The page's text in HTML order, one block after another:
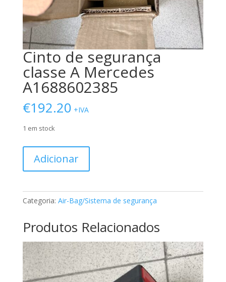
Cinto de segurança
classe A Mercedes
A1688602385
€192.20 +IVA
1 em stock
Cinto
segurança
A
Mercedes
A1688602385
Adicionar
Categoria: Air-Bag/Sistema de segurança
Produtos Relacionados